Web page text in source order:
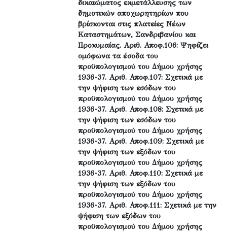
δικαιώματος εκμετάλλευσης των
δημοτικών αποχωρητηρίων που
βρίσκονται στις πλατείες Νέων
Καταστημάτων, Σανδριβανίου και
Προκυμαίας. Αριθ. Αποφ.106: Ψηφίζει
ομόφωνα τα έσοδα του
προϋπολογισμού του Δήμου χρήσης
1936-37. Αριθ. Αποφ.107: Σχετικά με
την ψήφιση των εσόδων του
προϋπολογισμού του Δήμου χρήσης
1936-37. Αριθ. Αποφ.108: Σχετικά με
την ψήφιση των εσόδων του
προϋπολογισμού του Δήμου χρήσης
1936-37. Αριθ. Αποφ.109: Σχετικά με
την ψήφιση των εξόδων του
προϋπολογισμού του Δήμου χρήσης
1936-37. Αριθ. Αποφ.110: Σχετικά με
την ψήφιση των εξόδων του
προϋπολογισμού του Δήμου χρήσης
1936-37. Αριθ. Αποφ.111: Σχετικά με την
ψήφιση των εξόδων του
προϋπολογισμού του Δήμου χρήσης